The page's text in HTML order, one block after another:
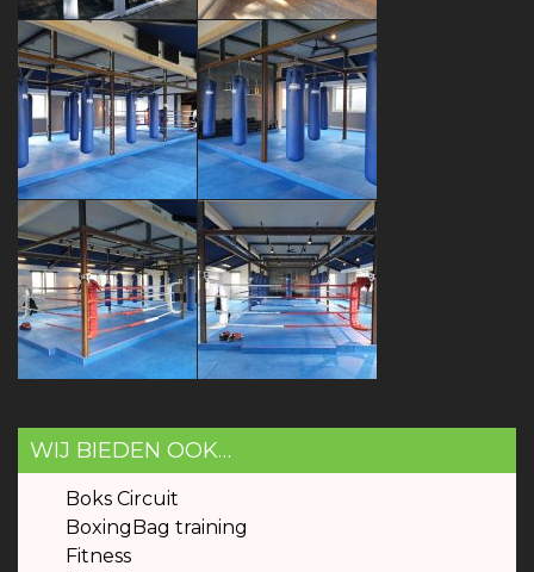
WIJ BIEDEN OOK…
Boks Circuit
BoxingBag training
Fitness